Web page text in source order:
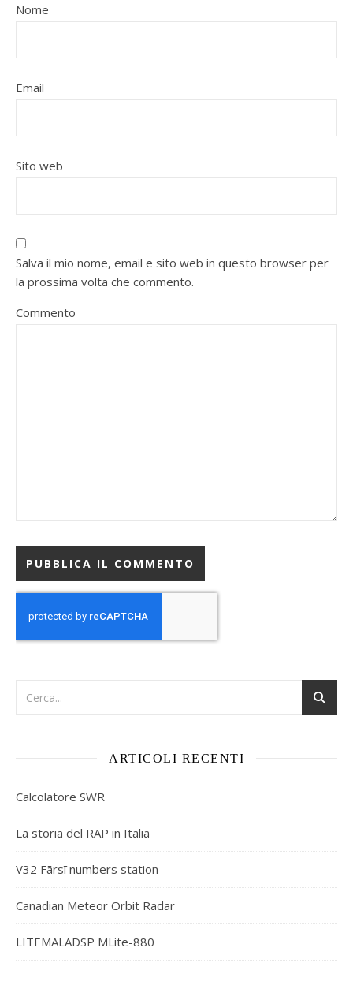
Nome
Email
Sito web
Salva il mio nome, email e sito web in questo browser per
la prossima volta che commento.
Commento
ARTICOLI RECENTI
Calcolatore SWR
La storia del RAP in Italia
V32 Fārsī numbers station
Canadian Meteor Orbit Radar
LITEMALADSP MLite-880